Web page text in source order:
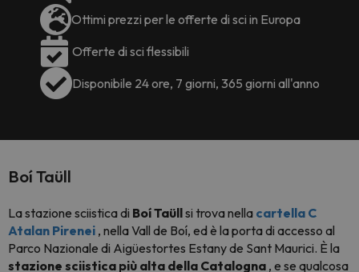
Ottimi prezzi per le offerte di sci in Europa
Offerte di sci flessibili
Disponibile 24 ore, 7 giorni, 365 giorni all'anno
Boí Taüll
La stazione sciistica di Boí Taüllsi trova nella cartella C
Atalan Pirenei , nella Vall de Boí, ed è la porta di accesso al
Parco Nazionale di Aigüestortes Estany de Sant Maurici. È la
stazione sciistica più alta della Catalogna , e se qualcosa